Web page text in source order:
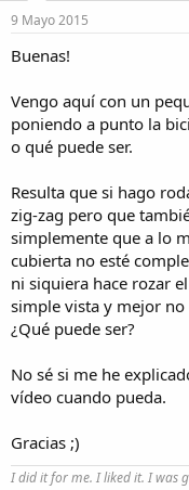
i
o
9 Mayo 2015
Buenas!
Vengo aquí con un
poniendo a punto la
o qué puede ser.
Resulta que si hago
zig-zag pero que
simplemente que a lo
cubierta no esté
ni siquiera hace rozar
simple vista y mejor no
¿Qué puede ser?
No sé si me he
vídeo cuando pueda.
Gracias ;)
I did it for me. I liked it. I was